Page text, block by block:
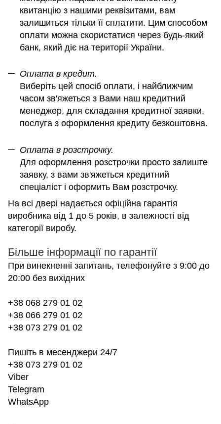
квитанцію з нашими реквізитами, вам
залишиться тільки її сплатити. Цим способом
оплати можна скористатися через будь-який
банк, який діє на території України.
Оплата в кредит.
Виберіть цей спосіб оплати, і найближчим
часом зв'яжеться з Вами наш кредитний
менеджер, для складання кредитної заявки,
послуга з оформлення кредиту безкоштовна.
Оплата в розстрочку.
Для оформлення розстрочки просто залиште
заявку, з вами зв'яжеться кредитний
спеціаліст і оформить Вам розстрочку.
На всі двері надається офіційна гарантія
виробника від 1 до 5 років, в залежності від
категорії виробу.
Більше інформації по гарантії
При винекненні запитань, телефонуйте з 9:00 до
20:00 без вихідних
+38 068 279 01 02
+38 066 279 01 02
+38 073 279 01 02
Пишіть в месенджери 24/7
+38 073 279 01 02
Viber
Telegram
WhatsApp